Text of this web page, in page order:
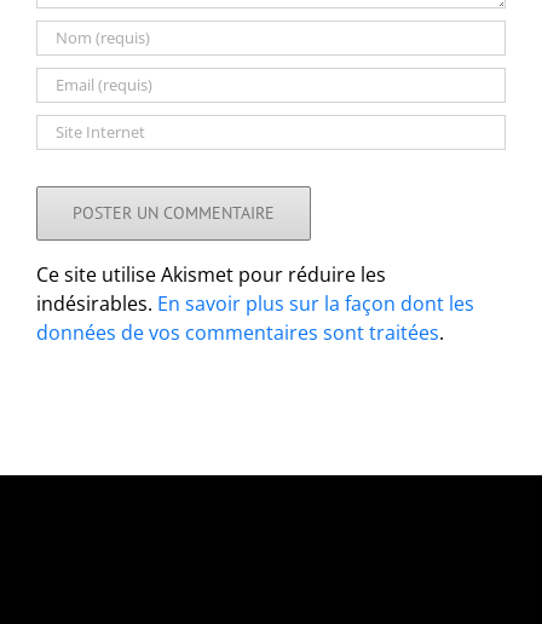
Ce site utilise Akismet pour réduire les
indésirables. En savoir plus sur la façon dont les
données de vos commentaires sont traitées.